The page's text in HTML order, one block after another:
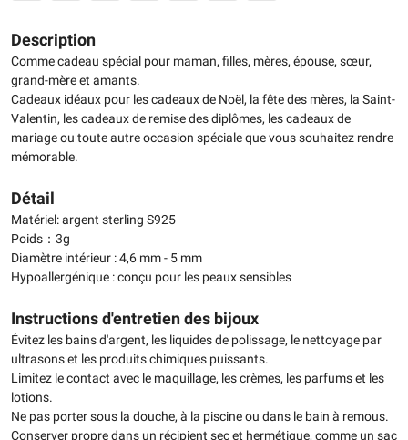
Description
Comme cadeau spécial pour maman, filles, mères, épouse, sœur,
grand-mère et amants.
Cadeaux idéaux pour les cadeaux de Noël, la fête des mères, la Saint-
Valentin, les cadeaux de remise des diplômes, les cadeaux de
mariage ou toute autre occasion spéciale que vous souhaitez rendre
mémorable.
Détail
Matériel: argent sterling S925
Poids：3g
Diamètre intérieur : 4,6 mm - 5 mm
Hypoallergénique : conçu pour les peaux sensibles
Instructions d'entretien des bijoux
Évitez les bains d'argent, les liquides de polissage, le nettoyage par
ultrasons et les produits chimiques puissants.
Limitez le contact avec le maquillage, les crèmes, les parfums et les
lotions.
Ne pas porter sous la douche, à la piscine ou dans le bain à remous.
Conserver propre dans un récipient sec et hermétique, comme un sac